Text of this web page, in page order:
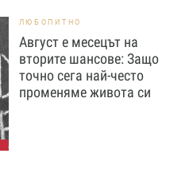
ЛЮБОПИТНО
Август е месецът на
вторите шансове: Защо
точно сега най-често
променяме живота си